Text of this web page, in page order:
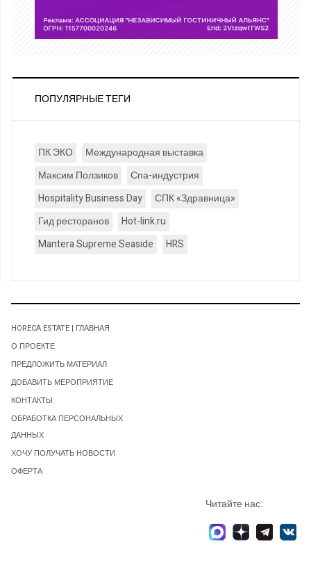
ПОПУЛЯРНЫЕ ТЕГИ
ПК ЭКО
Международная выставка
Максим Ползиков
Спа-индустрия
Hospitality Business Day
СПК «Здравница»
Гид ресторанов
Hot-link.ru
Mantera Supreme Seaside
HRS
HORECA ESTATE | ГЛАВНАЯ
О ПРОЕКТЕ
ПРЕДЛОЖИТЬ МАТЕРИАЛ
ДОБАВИТЬ МЕРОПРИЯТИЕ
КОНТАКТЫ
ОБРАБОТКА ПЕРСОНАЛЬНЫХ
ДАННЫХ
ХОЧУ ПОЛУЧАТЬ НОВОСТИ
ОФЕРТА
Читайте нас: